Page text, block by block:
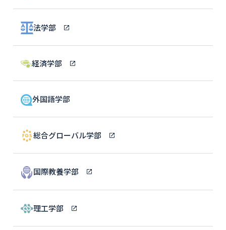
法学部
経済学部
外国語学部
総合グローバル学部
国際教養学部
理工学部